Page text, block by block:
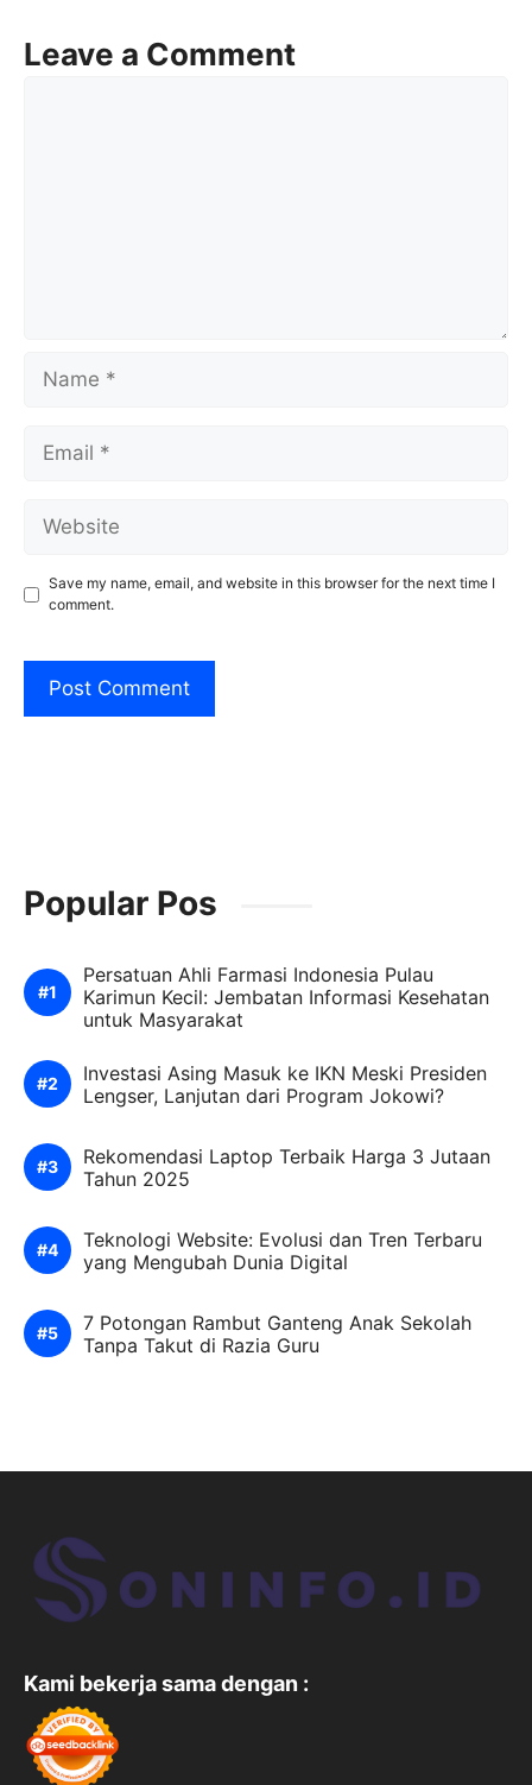
Leave a Comment
Name
Email
Website
Save my name, email, and website in this browser for the next time I
comment.
Popular Pos
Persatuan Ahli Farmasi Indonesia Pulau
Karimun Kecil: Jembatan Informasi Kesehatan
untuk Masyarakat
Investasi Asing Masuk ke IKN Meski Presiden
Lengser, Lanjutan dari Program Jokowi?
Rekomendasi Laptop Terbaik Harga 3 Jutaan
Tahun 2025
Teknologi Website: Evolusi dan Tren Terbaru
yang Mengubah Dunia Digital
7 Potongan Rambut Ganteng Anak Sekolah
Tanpa Takut di Razia Guru
Kami bekerja sama dengan :